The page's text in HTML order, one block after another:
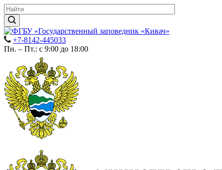
+7-8142-445033
Пн. – Пт.: с 9:00 до 18:00